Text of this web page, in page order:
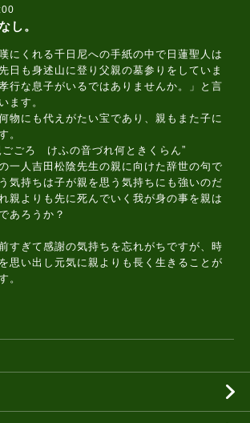
し。
にくれる千日尼への手紙の中で日蓮聖人は
日も身述山に登り父親の墓参りをしていま
行な息子がいるではありませんか。」と言
ます。
物にも代えがたい宝であり、親もまた子に
。
ごごろ けふの音づれ何ときくらん”
一人吉田松陰先生の親に向けた辞世の句で
気持ちは子が親を思う気持ちにも強いのだ
親よりも先に死んでいく我が身の事を親は
あろうか？
すぎて感謝の気持ちを忘れがちですが、時
思い出し元気に親よりも長く生きることが
。